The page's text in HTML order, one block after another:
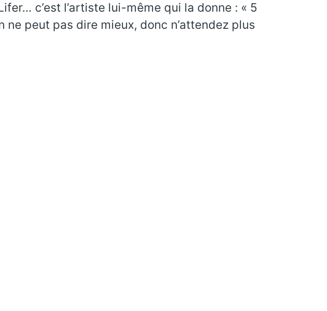
c’est l’artiste lui-même qui la donne : « 5
peut pas dire mieux, donc n’attendez plus